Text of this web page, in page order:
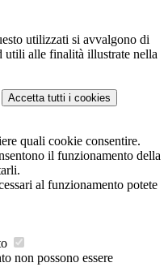
utilizzati si avvalgono di
utili alle finalità illustrate nella
Accetta tutti i cookies
quali cookie consentire.
il funzionamento della
al funzionamento potete
non possono essere